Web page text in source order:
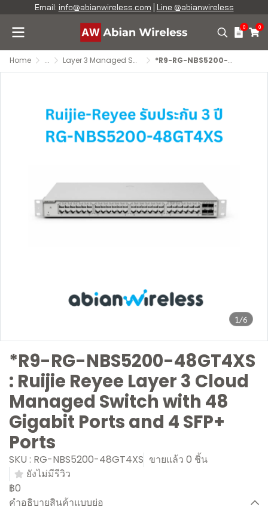
Email: info@abianwireless.com Line @abianwireless
0 0
Home ... Layer 3 Managed Switches *R9-RG-NBS5200-48GT4XS : Ruijie Reyee Layer 3 Cloud Managed Switch with 48 Gigabit Ports and 4 SFP+ Ports
1/6
*R9-RG-NBS5200-48GT4XS
: Ruijie Reyee Layer 3 Cloud
Managed Switch with 48
Gigabit Ports and 4 SFP+
Ports
SKU : RG-NBS5200-48GT4XS ขายแล้ว 0 ชิ้น
ยังไม่มีรีวิว
฿0
คำอธิบายสินค้าแบบย่อ